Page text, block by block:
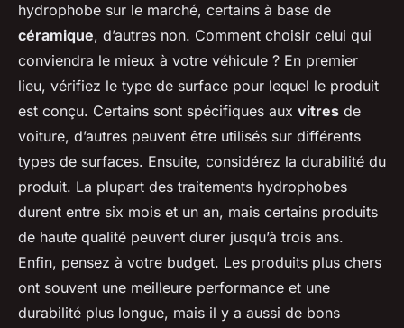
hydrophobe sur le marché, certains à base de
céramique, d’autres non. Comment choisir celui qui
conviendra le mieux à votre véhicule ? En premier
lieu, vérifiez le type de surface pour lequel le produit
est conçu. Certains sont spécifiques aux vitres de
voiture, d’autres peuvent être utilisés sur différents
types de surfaces. Ensuite, considérez la durabilité du
produit. La plupart des traitements hydrophobes
durent entre six mois et un an, mais certains produits
de haute qualité peuvent durer jusqu’à trois ans.
Enfin, pensez à votre budget. Les produits plus chers
ont souvent une meilleure performance et une
durabilité plus longue, mais il y a aussi de bons